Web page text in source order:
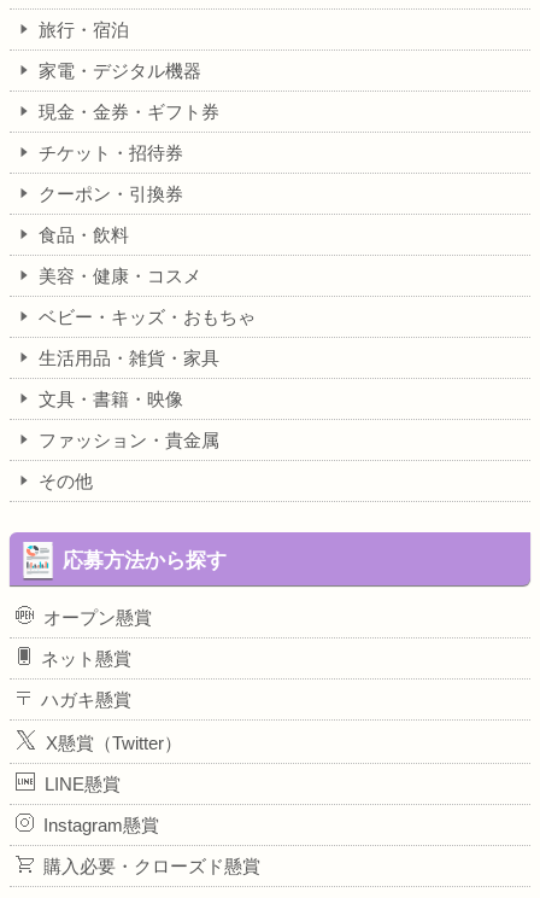
旅行・宿泊
家電・デジタル機器
現金・金券・ギフト券
チケット・招待券
クーポン・引換券
食品・飲料
美容・健康・コスメ
ベビー・キッズ・おもちゃ
生活用品・雑貨・家具
文具・書籍・映像
ファッション・貴金属
その他
応募方法から探す
オープン懸賞
ネット懸賞
ハガキ懸賞
X懸賞（Twitter）
LINE懸賞
Instagram懸賞
購入必要・クローズド懸賞